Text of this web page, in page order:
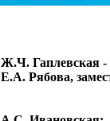
Ж.Ч. Гаплевская -
Е.А. Рябова,